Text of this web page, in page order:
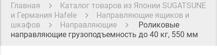
Главная
Каталог товаров из Японии SUGATSUNE
и Германия Hafele
Направляющие ящиков и
шкафов
Направляющие
Роликовые
направляющие грузоподъемность до 40 кг, 550 мм